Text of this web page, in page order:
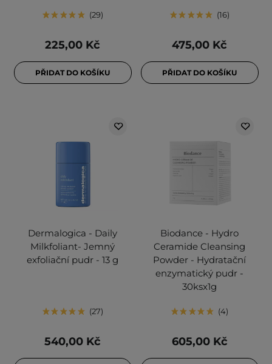
29
225,00 Kč
PŘIDAT DO KOŠÍKU
16
475,00 Kč
PŘIDAT DO KOŠÍKU
Dermalogica - Daily
Milkfoliant- Jemný
exfoliační pudr - 13 g
27
540,00 Kč
Biodance - Hydro
Ceramide Cleansing
Powder - Hydratační
enzymatický pudr -
30ksx1g
4
605,00 Kč